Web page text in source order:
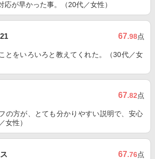
応が早かった事。（20代／女性）
67.98点
とをいろいろと教えてくれた。（30代／女
67.82点
の方が、とても分かりやすい説明で、安心
女性）
67.76点